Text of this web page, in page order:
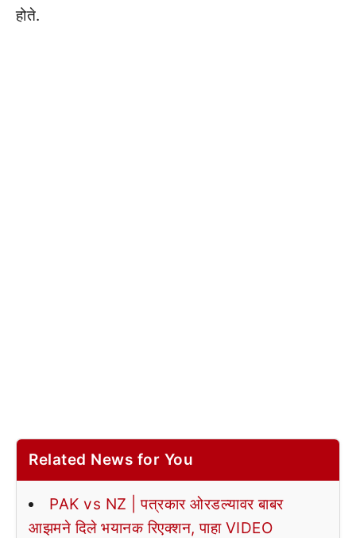
होते.
Related News for You
PAK vs NZ | पत्रकार ओरडल्यावर बाबर
आझमने दिले भयानक रिएक्शन, पाहा VIDEO